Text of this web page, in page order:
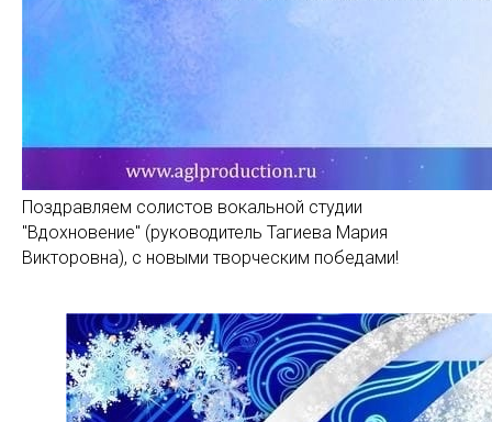
Поздравляем солистов вокальной студии
"Вдохновение" (руководитель Тагиева Мария
Викторовна), с новыми творческим победами!